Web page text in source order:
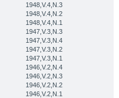
1948,V.4,N.3
1948,V.4,N.2
1948,V.4,N.1
1947,V.3,N.3
1947,V.3,N.4
1947,V.3,N.2
1947,V.3,N.1
1946,V.2,N.4
1946,V.2,N.3
1946,V.2,N.2
1946,V.2,N.1